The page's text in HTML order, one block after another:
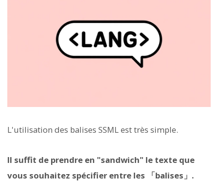
L'utilisation des balises SSML est très simple.
Il suffit de prendre en "sandwich" le texte que
vous souhaitez spécifier entre les 「balises」.